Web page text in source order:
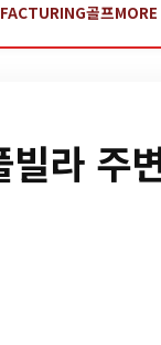
골프MORE
라 주